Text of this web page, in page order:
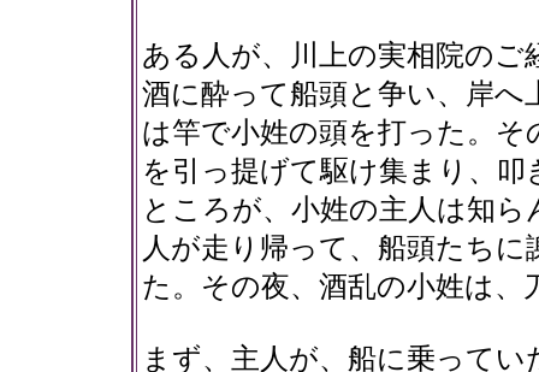
ある人が、川上の実相院の
酒に酔って船頭と争い、岸
は竿で小姓の頭を打った。
を引っ提げて駆け集まり、
ところが、小姓の主人は知
人が走り帰って、船頭たち
た。その夜、酒乱の小姓は
まず、主人が、船に乗って